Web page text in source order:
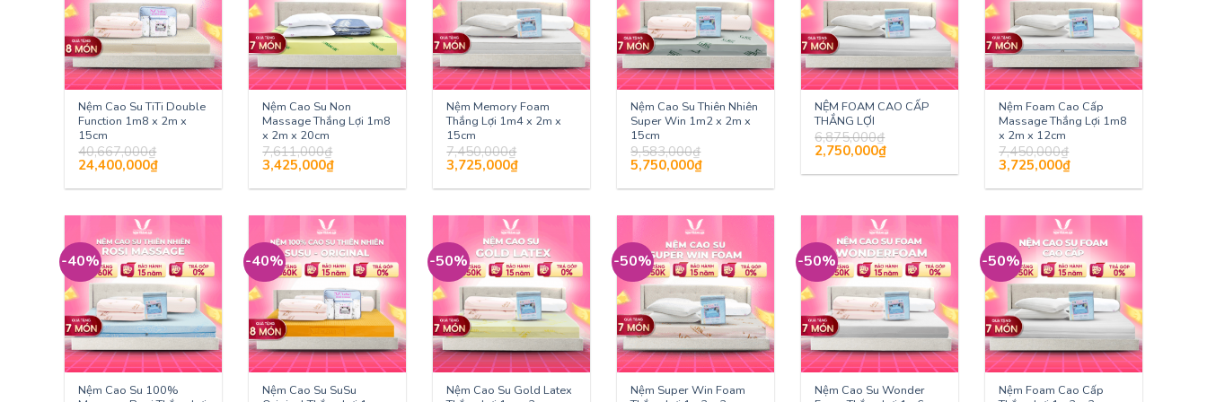
Nệm Cao Su TiTi Double
Function 1m8 x 2m x
15cm
40,667,000₫
Giá
gốc
là:
24,400,000₫Giá
tại
Nệm Cao Su Non
Massage Thắng Lợi 1m8
x 2m x 20cm
7,611,000₫
Giá
gốc
là:
3,425,000₫Giá
tại
Nệm Memory Foam
Thắng Lợi 1m4 x 2m x
15cm
7,450,000₫
Giá
gốc
là:
3,725,000₫Giá
tại
Nệm Cao Su Thiên Nhiên
Super Win 1m2 x 2m x
15cm
9,583,000₫
Giá
gốc
là:
5,750,000₫Giá
tại
NỆM FOAM CAO CẤP
THẮNG LỢI
6,875,000₫
Giá
gốc
là:
2,750,000₫Giá
tại
Nệm Foam Cao Cấp
Massage Thắng Lợi 1m8
x 2m x 12cm
7,450,000₫
Giá
gốc
là:
3,725,000₫Giá
tại
-40%
Nệm Cao Su 100%
-40%
Nệm Cao Su SuSu
-50%
Nệm Cao Su Gold Latex
-50%
Nệm Super Win Foam
-50%
Nệm Cao Su Wonder
-50%
Nệm Foam Cao Cấp